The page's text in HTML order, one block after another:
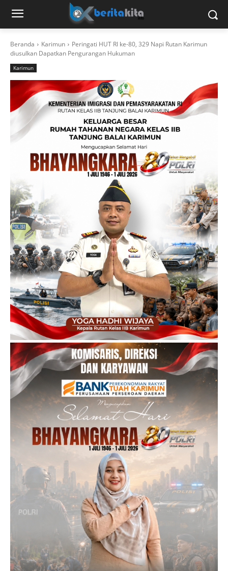
Beranda Karimun
Peringati HUT RI ke-80, 329 Napi Rutan Karimun
diusulkan Dapatkan Pengurangan Hukuman
Karimun